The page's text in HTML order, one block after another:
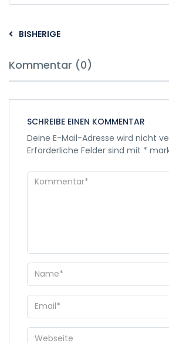
BISHERIGE
Kommentar (0)
SCHREIBE EINEN KOMMENTAR
Deine E-Mail-Adresse wird nicht
Erforderliche Felder sind mit *